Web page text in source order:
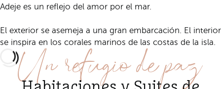
Adeje es un reflejo del amor por el mar.
El exterior se asemeja a una gran embarcación. El interior
se inspira en los corales marinos de las costas de la isla.
Un refugio de paz